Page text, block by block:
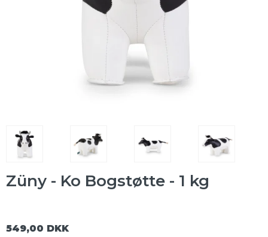
Züny - Ko Bogstøtte - 1 kg
549,00 DKK